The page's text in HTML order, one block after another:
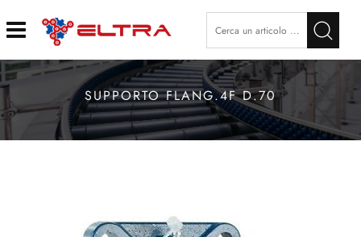
Open
SUPPORTO FLANG.4F D.70